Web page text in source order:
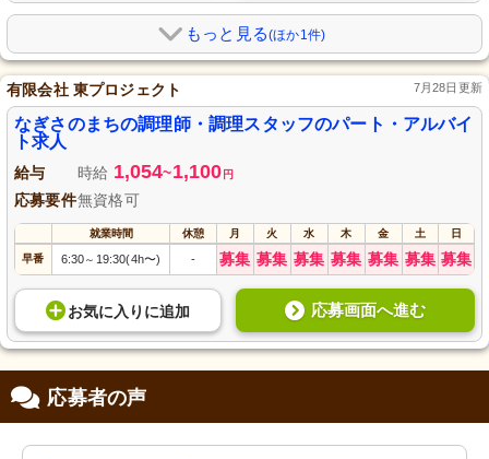
もっと見る(ほか1件)
有限会社 東プロジェクト 7月28日更新
なぎさのまちの調理師・調理スタッフのパート・アルバイ
ト求人
給与 時給 1,054~1,100 円
応募要件無資格可
就業時間 休憩 月 火 水 木 金 土 日
早番 6:30～ 19:30(4h〜) - 募集 募集 募集 募集 募集 募集 募集
お気に入り に追加 応募画面へ進む
応募者の声